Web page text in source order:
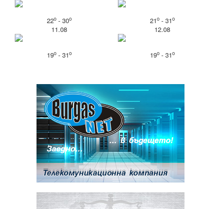
22o- 30o 21o- 31o
11.08
19o- 31o
12.08
19o- 31o